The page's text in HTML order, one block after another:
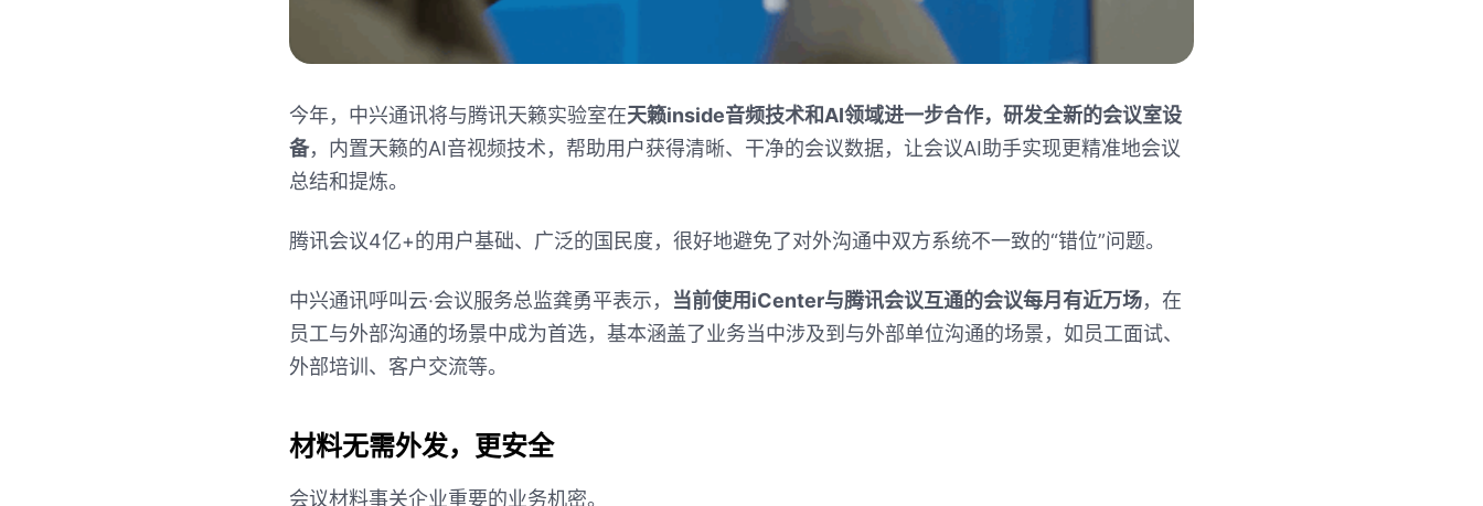
今年，中兴通讯将与腾讯天籁实验室在天籁inside音频技术和AI领域进一步合作，研发全新的会议室设
备，内置天籁的AI音视频技术，帮助用户获得清晰、干净的会议数据，让会议AI助手实现更精准地会议
总结和提炼。
腾讯会议4亿+的用户基础、广泛的国民度，很好地避免了对外沟通中双方系统不一致的“错位”问题。
中兴通讯呼叫云·会议服务总监龚勇平表示， 当前使用iCenter与腾讯会议互通的会议每月有近万场，在
员工与外部沟通的场景中成为首选，基本涵盖了业务当中涉及到与外部单位沟通的场景，如员工面试、
外部培训、客户交流等。
材料无需外发，更安全
会议材料事关企业重要的业务机密。